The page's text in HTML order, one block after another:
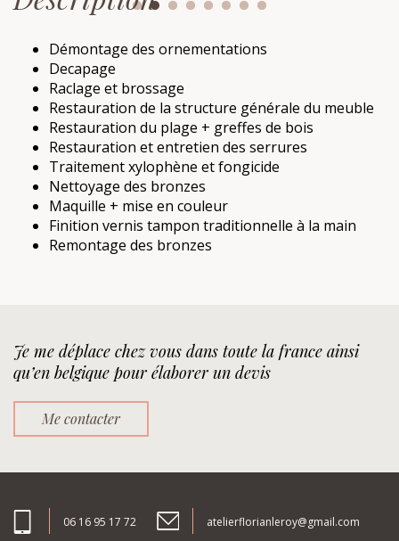
Démontage des ornementations
Decapage
Raclage et brossage
Restauration de la structure générale du meuble
Restauration du plage + greffes de bois
Restauration et entretien des serrures
Traitement xylophène et fongicide
Nettoyage des bronzes
Maquille + mise en couleur
Finition vernis tampon traditionnelle à la main
Remontage des bronzes
Je me déplace chez vous dans toute la france ainsi
qu’en belgique pour élaborer un devis
Me contacter
06 16 95 17 72 atelierflorianleroy@gmail.com